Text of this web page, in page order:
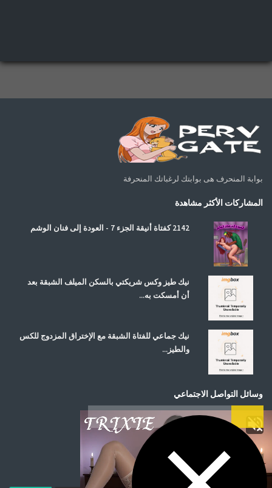
بوابة المنحرف هى بوابتك لرغباتك المنحرفة
المشاركات الأكثر مشاهدة
2142 كفتاة أنيقة الجزء 7 - العودة إلى فنان الوشم
نيك طيز وكس شريكتي بالسكن الميلف الشبقة بعد
أن أمسكت به...
نيك جماعي للفتاة الشبقة مع الإختراق المزدوج للكس
والطيز...
وسائل التواصل الاجتماعي
اشترك في صحيفتنا الإخبارية